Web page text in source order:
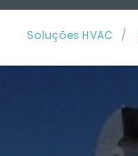
Soluções HVAC